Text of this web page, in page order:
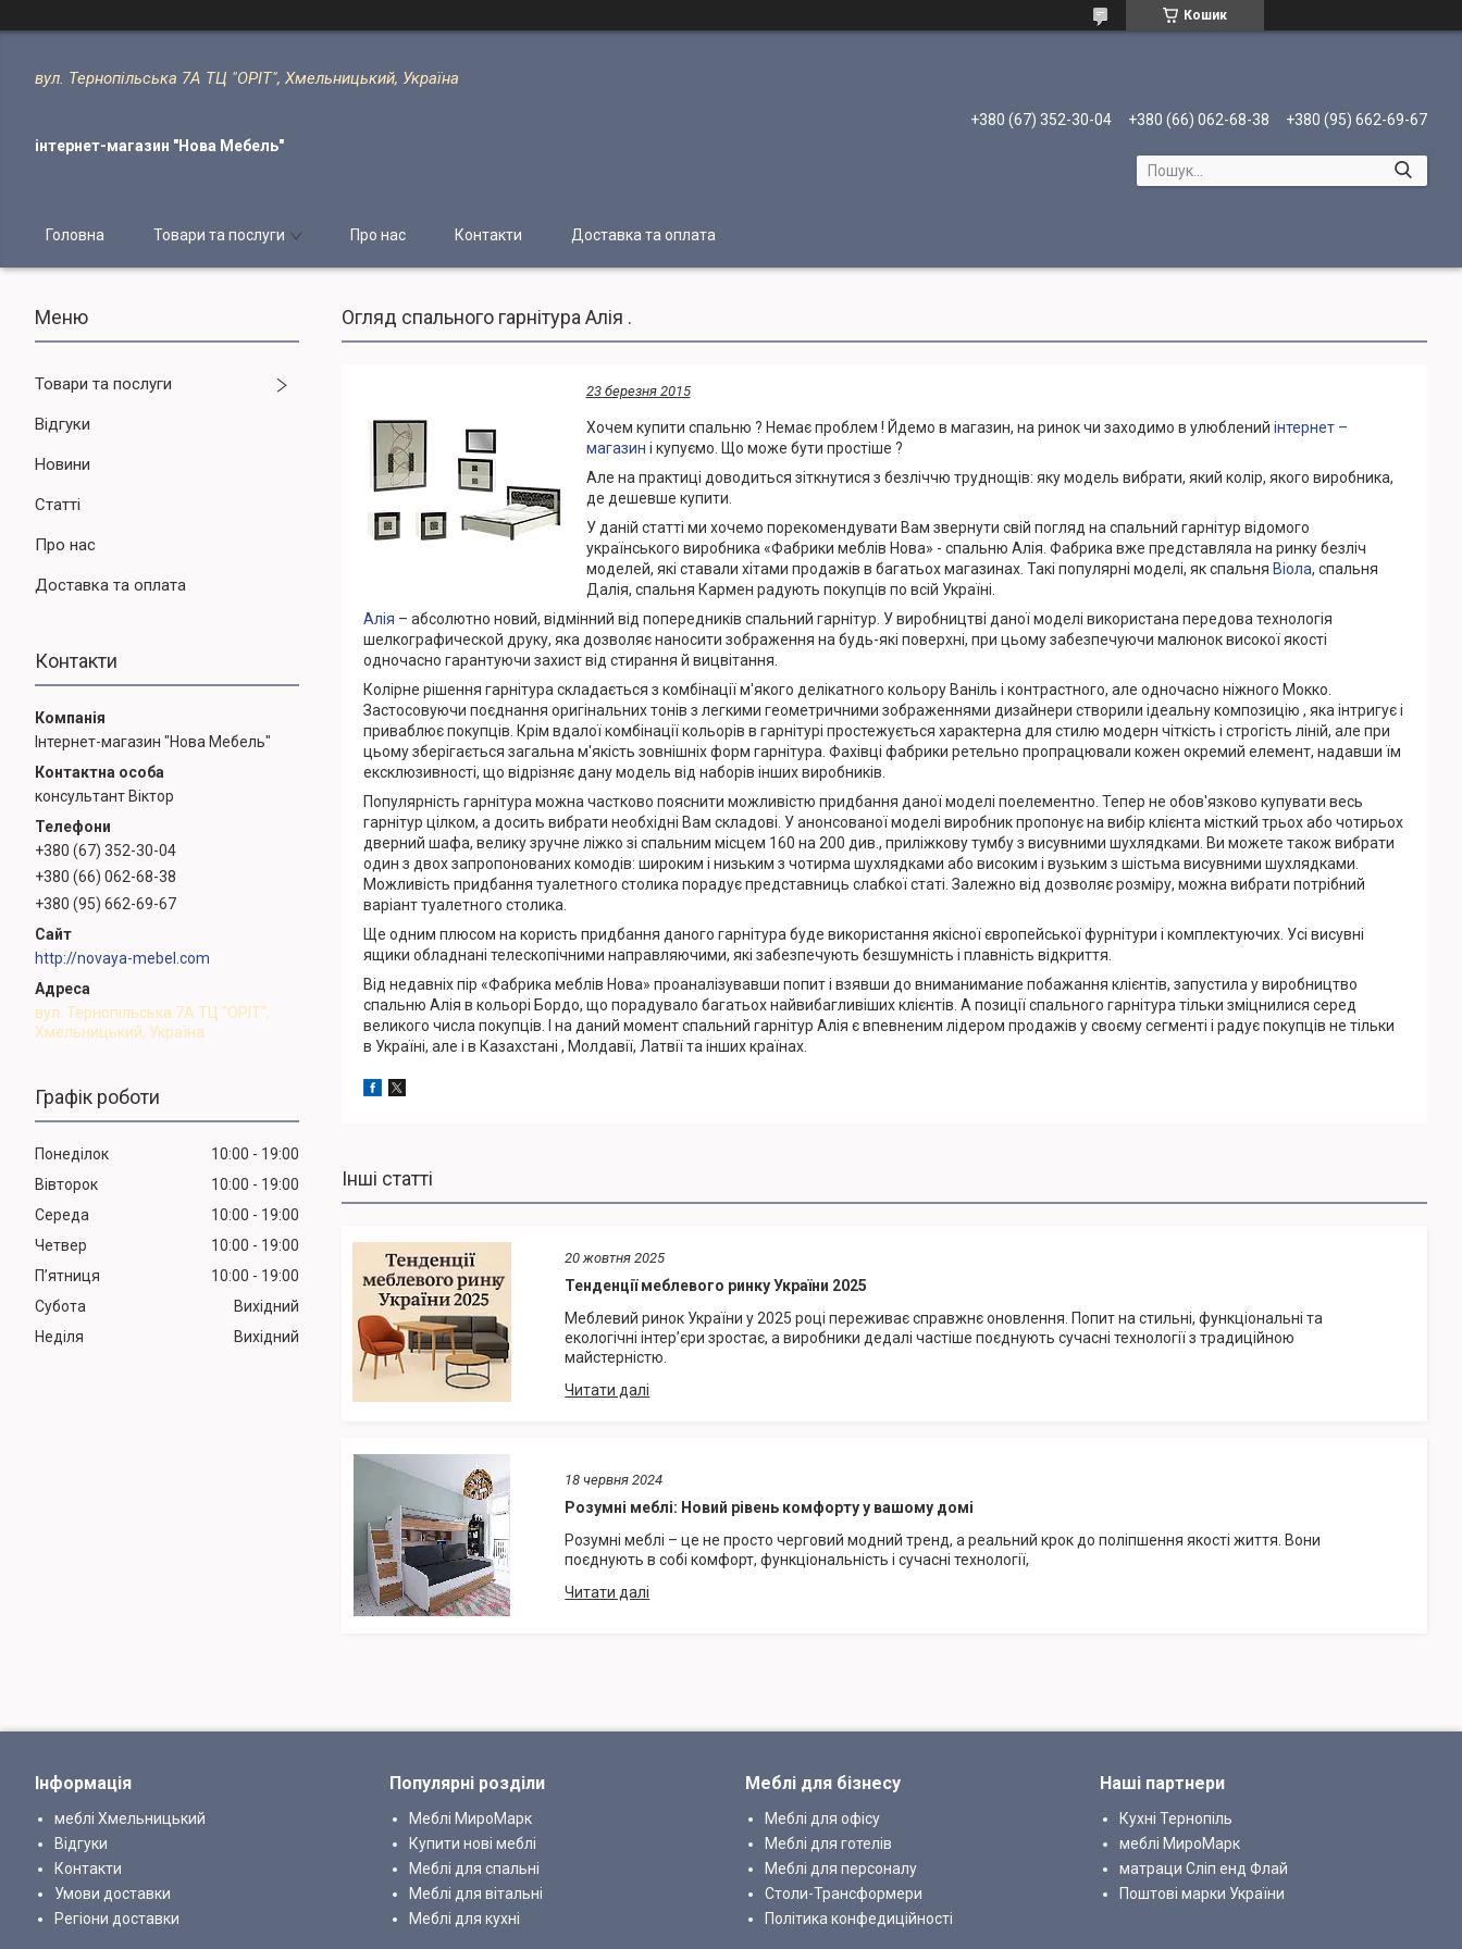
Кошик
вул. Тернопільська 7А ТЦ "ОРІТ", Хмельницький, Україна
інтернет-магазин "Нова Мебель"
+380 (67) 352-30-04 +380 (66) 062-68-38 +380 (95) 662-69-67
Головна Товари та послуги Про нас Контакти Доставка та оплата
Товари та послуги
Відгуки
Новини
Статті
Про нас
Доставка та оплата
Контакти
Інтернет-магазин "Нова Мебель"
консультант Віктор
+380 (67) 352-30-04
+380 (66) 062-68-38
+380 (95) 662-69-67
http://novaya-mebel.com
вул. Тернопільська 7А ТЦ "ОРІТ",
Хмельницький, Україна
Графік роботи
Понеділок 10:00
19:00
Вівторок
10:00
19:00
Середа
10:00
19:00
Четвер
10:00
19:00
Пʼятниця
10:00
19:00
Субота
Вихідний
Неділя
Вихідний
Огляд спального гарнітура Алія .
23 березня 2015
Хочем купити спальню ? Немає проблем ! Йдемо в магазин, на ринок чи заходимо в улюблений інтернет –
магазин і купуємо. Що може бути простіше ?
Але на практиці доводиться зіткнутися з безліччю труднощів: яку модель вибрати, який колір, якого виробника,
де дешевше купити.
У даній статті ми хочемо порекомендувати Вам звернути свій погляд на спальний гарнітур відомого
українського виробника «Фабрики меблів Нова» - спальню Алія. Фабрика вже представляла на ринку безліч
моделей, які ставали хітами продажів в багатьох магазинах. Такі популярні моделі, як спальня Віола, спальня
Далія, спальня Кармен радують покупців по всій Україні.
Алія – абсолютно новий, відмінний від попередників спальний гарнітур. У виробництві даної моделі використана передова технологія
шелкографической друку, яка дозволяє наносити зображення на будь-які поверхні, при цьому забезпечуючи малюнок високої якості
одночасно гарантуючи захист від стирання й вицвітання.
Колірне рішення гарнітура складається з комбінації м'якого делікатного кольору Ваніль і контрастного, але одночасно ніжного Мокко.
Застосовуючи поєднання оригінальних тонів з легкими геометричними зображеннями дизайнери створили ідеальну композицію , яка інтригує і
приваблює покупців. Крім вдалої комбінації кольорів в гарнітурі простежується характерна для стилю модерн чіткість і строгість ліній, але при
цьому зберігається загальна м'якість зовнішніх форм гарнітура. Фахівці фабрики ретельно пропрацювали кожен окремий елемент, надавши їм
ексклюзивності, що відрізняє дану модель від наборів інших виробників.
Популярність гарнітура можна частково пояснити можливістю придбання даної моделі поелементно. Тепер не обов'язково купувати весь
гарнітур цілком, а досить вибрати необхідні Вам складові. У анонсованої моделі виробник пропонує на вибір клієнта місткий трьох або чотирьох
дверний шафа, велику зручне ліжко зі спальним місцем 160 на 200 див., приліжкову тумбу з висувними шухлядками. Ви можете також вибрати
один з двох запропонованих комодів: широким і низьким з чотирма шухлядками або високим і вузьким з шістьма висувними шухлядками.
Можливість придбання туалетного столика порадує представниць слабкої статі. Залежно від дозволяє розміру, можна вибрати потрібний
варіант туалетного столика.
Ще одним плюсом на користь придбання даного гарнітура буде використання якісної європейської фурнітури і комплектуючих. Усі висувні
ящики обладнані телескопічними направляючими, які забезпечують безшумність і плавність відкриття.
Від недавніх пір «Фабрика меблів Нова» проаналізувавши попит і взявши до вниманимание побажання клієнтів, запустила у виробництво
спальню Алія в кольорі Бордо, що порадувало багатьох найвибагливіших клієнтів. А позиції спального гарнітура тільки зміцнилися серед
великого числа покупців. І на даний момент спальний гарнітур Алія є впевненим лідером продажів у своєму сегменті і радує покупців не тільки
в Україні, але і в Казахстані , Молдавії, Латвії та інших країнах.
Інші статті
20 жовтня 2025
Тенденції меблевого ринку України 2025
Меблевий ринок України у 2025 році переживає справжнє оновлення. Попит на стильні, функціональні та
екологічні інтер’єри зростає, а виробники дедалі частіше поєднують сучасні технології з традиційною
майстерністю.
18 червня 2024
Розумні меблі: Новий рівень комфорту у вашому домі
Розумні меблі – це не просто черговий модний тренд, а реальний крок до поліпшення якості життя. Вони
поєднують в собі комфорт, функціональність і сучасні технології,
Інформація
меблі Хмельницький
Відгуки
Контакти
Умови доставки
Регіони доставки
Популярні розділи
Меблі МироМарк
Купити нові меблі
Меблі для спальні
Меблі для вітальні
Меблі для кухні
Меблі для бізнесу
Меблі для офісу
Меблі для готелів
Меблі для персоналу
Столи-Трансформери
Політика конфедиційності
Наші партнери
Кухні Тернопіль
меблі МироМарк
матраци Сліп енд Флай
Поштові марки України